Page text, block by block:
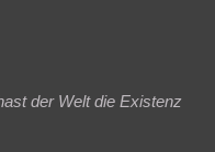
der Welt die Existenz